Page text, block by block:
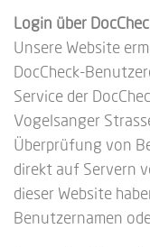
Login über
Unsere Website
DocCheck-
Service der
Vogelsanger
Überprüfung von
direkt auf Servern
dieser Website
Benutzernamen